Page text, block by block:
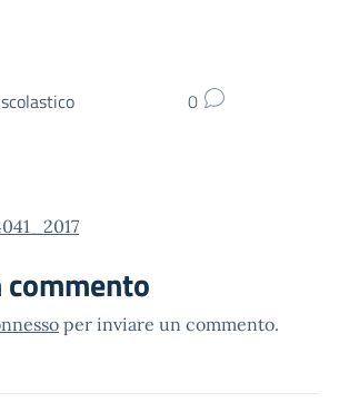
0
commento
per inviare un commento.